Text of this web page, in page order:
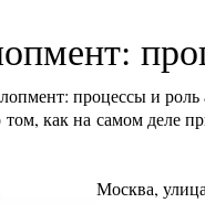
процессы и
как на самом деле
Москва,